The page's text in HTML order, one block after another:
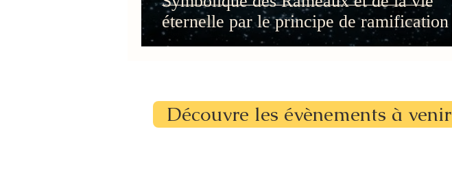
éternelle par le principe de ramification
Découvre les évènements à venir